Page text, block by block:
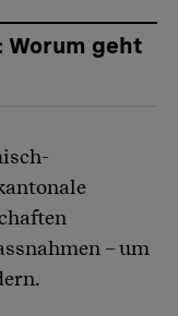
Worum geht
– um